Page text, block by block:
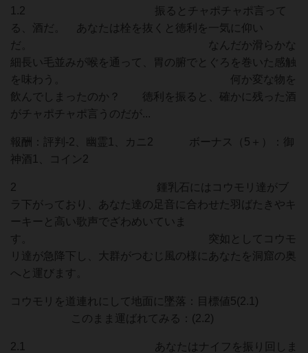
1.2 振るとチャポチャポ言って
る、酒だ。 あなたは栓を抜くと徳利を一気に仰い
だ。 なんだか滑らかな
細長い毛並みが喉を通って、胃の腑でとぐろを巻いた感触
を味わう。 何か変な物を
飲んでしまったのか？ 徳利を振ると、確かに残った酒
がチャポチャポ言うのだが...
報酬：評判-2、幽霊1、カニ2 ボーナス（5＋）：御
神酒1、コイン2
2 鍾乳石にはコウモリ達がブ
ラ下がっており、あなた達の足音に合わせた羽ばたきやキ
ーキーと高い歌声でざわめいていま
す。 突如としてコウモ
リ達が急降下し、大群がつむじ風の様にあなたを洞窟の奥
へと運びます。
コウモリを道連れにして地面に墜落：目標値5(2.1)
このまま運ばれてみる：(2.2)
2.1 あなたはナイフを振り回しま